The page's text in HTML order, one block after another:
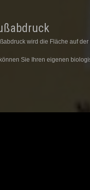
wird die Fläche auf
können Sie Ihren eigenen